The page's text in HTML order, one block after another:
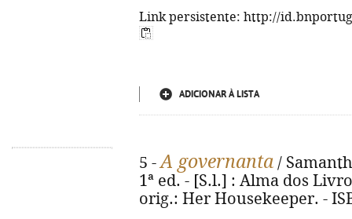
Link persistente: http://
ADICIONAR À LISTA
5 -A governanta /
1ª ed. - [S.l.] : Alma dos
orig.: Her Housekeeper. -